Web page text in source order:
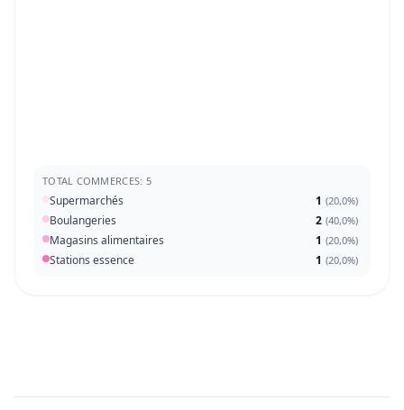
TOTAL COMMERCES: 5
Supermarchés 1 (20,0%)
Boulangeries 2 (40,0%)
Magasins alimentaires 1 (20,0%)
Stations essence 1 (20,0%)